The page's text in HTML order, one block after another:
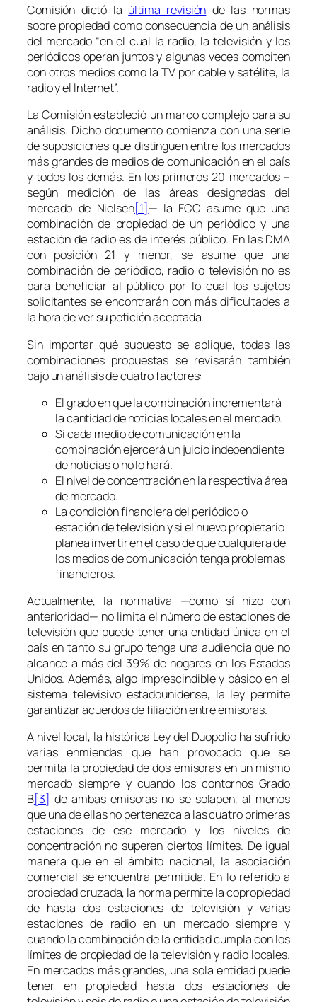
Comisión dictó la última revisión de las normas
sobre propiedad como consecuencia de un análisis
del mercado “en el cual la radio, la televisión y los
periódicos operan juntos y algunas veces compiten
con otros medios como la TV por cable y satélite, la
radio y el Internet”.
La Comisión estableció un marco complejo para su
análisis. Dicho documento comienza con una serie
de suposiciones que distinguen entre los mercados
más grandes de medios de comunicación en el país
y todos los demás. En los primeros 20 mercados –
según medición de las áreas designadas del
mercado de Nielsen[1]— la FCC asume que una
combinación de propiedad de un periódico y una
estación de radio es de interés público. En las DMA
con posición 21 y menor, se asume que una
combinación de periódico, radio o televisión no es
para beneficiar al público por lo cual los sujetos
solicitantes se encontrarán con más dificultades a
la hora de ver su petición aceptada.
Sin importar qué supuesto se aplique, todas las
combinaciones propuestas se revisarán también
bajo un análisis de cuatro factores:
El grado en que la combinación incrementará
la cantidad de noticias locales en el mercado.
Si cada medio de comunicación en la
combinación ejercerá un juicio independiente
de noticias o no lo hará.
El nivel de concentración en la respectiva área
de mercado.
La condición financiera del periódico o
estación de televisión y si el nuevo propietario
planea invertir en el caso de que cualquiera de
los medios de comunicación tenga problemas
financieros.
Actualmente, la normativa —como sí hizo con
anterioridad— no limita el número de estaciones de
televisión que puede tener una entidad única en el
país en tanto su grupo tenga una audiencia que no
alcance a más del 39% de hogares en los Estados
Unidos. Además, algo imprescindible y básico en el
sistema televisivo estadounidense, la ley permite
garantizar acuerdos de filiación entre emisoras.
A nivel local, la histórica Ley del Duopolio ha sufrido
varias enmiendas que han provocado que se
permita la propiedad de dos emisoras en un mismo
mercado siempre y cuando los contornos Grado
B[3] de ambas emisoras no se solapen, al menos
que una de ellas no pertenezca a las cuatro primeras
estaciones de ese mercado y los niveles de
concentración no superen ciertos límites. De igual
manera que en el ámbito nacional, la asociación
comercial se encuentra permitida. En lo referido a
propiedad cruzada, la norma permite la copropiedad
de hasta dos estaciones de televisión y varias
estaciones de radio en un mercado siempre y
cuando la combinación de la entidad cumpla con los
límites de propiedad de la televisión y radio locales.
En mercados más grandes, una sola entidad puede
tener en propiedad hasta dos estaciones de